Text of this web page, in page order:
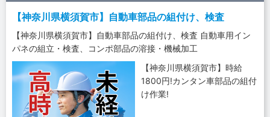
【神奈川県横須賀市】自動車部品の組付け、検査
【神奈川県横須賀市】自動車部品の組付け、検査 自動車用イン
パネの組立・検査、コンポ部品の溶接・機械加工
【神奈川県横須賀市】時給
1800円!カンタン車部品の組付
け作業!